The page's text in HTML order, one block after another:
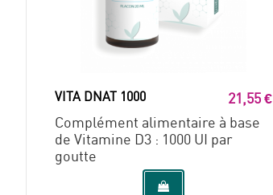
VITA DNAT 1000
21,55 €
Complément alimentaire à base
de Vitamine D3 : 1000 UI par
goutte